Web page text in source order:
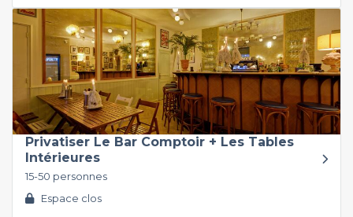
Privatiser Le Bar Comptoir + Les Tables
Intérieures
15-50 personnes
Espace clos